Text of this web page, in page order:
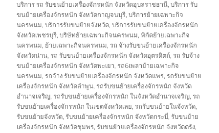
บริการ รถ รับขนย้ายเครื่องจักรหนัก จังหวัดอุบลราชธานี,บริการ รับ
ขนย้ายเครื่องจักรหนัก จังหวัดกาญจนบุรี,บริการย้ายเฉพาะกิจ
นครพนม,บริการรับขนย้ายจังหวัด,บริการรับขนย้ายเครื่องจักรหนัก
จังหวัดเพชรบุรี,บริษัทย้ายเฉพาะกิจนครพนม,พิกัดย้ายเฉพาะกิจ
นครพนม, ย้ายเฉพาะกิจนครพนม,รถ จ้างรับขนย้ายเครื่องจักรหนัก
จังหวัดน่าน,รถ รับขนย้ายเครื่องจักรหนัก จังหวัดอุตรดิตถ์,รถ รับจ้าง
ขนย้ายเครื่องจักรหนัก จังหวัดพะเยา,รถ6เพลาย้ายเฉพาะกิจ
นครพนม,รถจ้าง รับขนย้ายเครื่องจักรหนัก จังหวัดแพร่,รถรับขนย้าย
เครื่องจักรหนัก จังหวัดลำพูน,รถรับขนย้ายเครื่องจักรหนัก จังหวัด
อำนาจเจริญ,รถรับขนย้ายเครื่องจักรหนัก ในจังหวัดอำนาจเจริญ,รถ
รับขนย้ายเครื่องจักรหนัก ในเขตจังหวัดเลย,รถรับขนย้ายในจังหวัด,
รับขนย้ายจังหวัด,รับขนย้ายเครื่องจักรหนัก จังหวัดกระบี่,รับขนย้าย
เครื่องจักรหนัก จังหวัดชุมพร,รับขนย้ายเครื่องจักรหนัก จังหวัดตรัง,